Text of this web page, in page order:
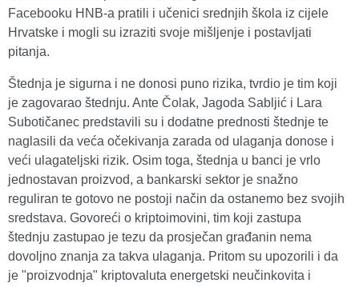
Facebooku HNB-a pratili i učenici srednjih škola iz cijele
Hrvatske i mogli su izraziti svoje mišljenje i postavljati
pitanja.
Štednja je sigurna i ne donosi puno rizika, tvrdio je tim koji
je zagovarao štednju. Ante Čolak, Jagoda Sabljić i Lara
Subotičanec predstavili su i dodatne prednosti štednje te
naglasili da veća očekivanja zarada od ulaganja donose i
veći ulagateljski rizik. Osim toga, štednja u banci je vrlo
jednostavan proizvod, a bankarski sektor je snažno
reguliran te gotovo ne postoji način da ostanemo bez svojih
sredstava. Govoreći o kriptoimovini, tim koji zastupa
štednju zastupao je tezu da prosječan građanin nema
dovoljno znanja za takva ulaganja. Pritom su upozorili i da
je "proizvodnja" kriptovaluta energetski neučinkovita i